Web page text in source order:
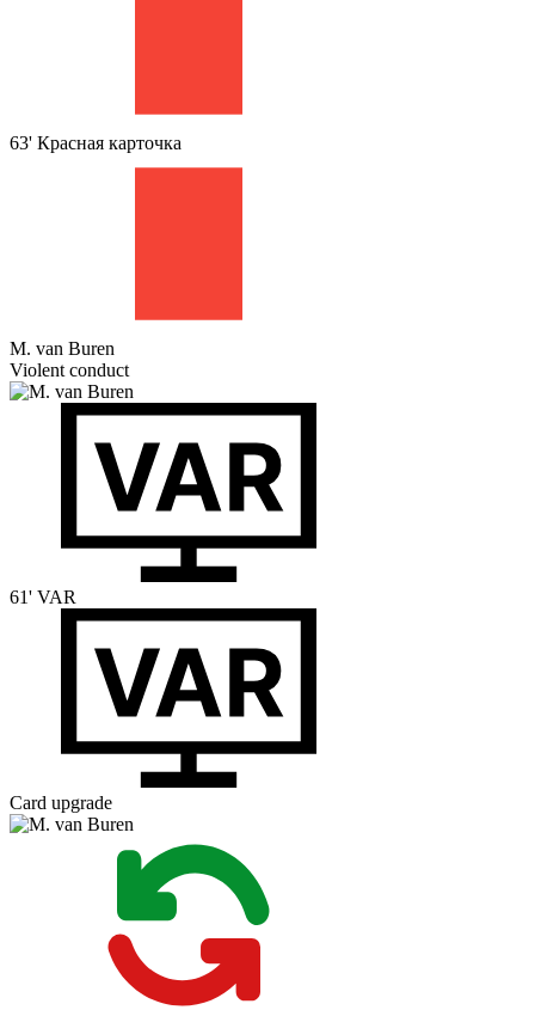
63' Красная карточка
M. van Buren
Violent conduct
61' VAR
Card upgrade